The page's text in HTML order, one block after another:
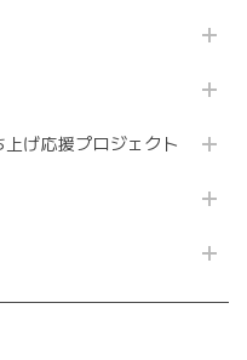
げ応援プロジェクト